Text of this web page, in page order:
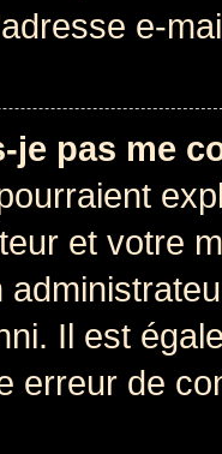
e-
je pas me
et votre
Il est
erreur de